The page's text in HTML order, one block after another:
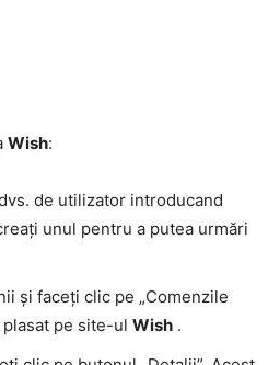
Wish:
de utilizator introducand
unul pentru a putea urmări
și faceți clic pe „Comenzile
pe site-ul Wish .